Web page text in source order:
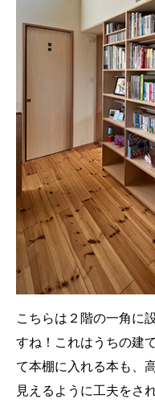
こちらは２階の一角に
すね！これはうちの建
て本棚に入れる本も、
見えるように工夫をさ